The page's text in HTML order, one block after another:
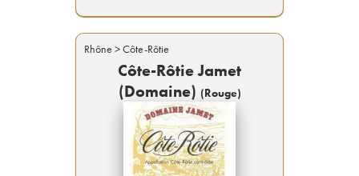
Rhône > Côte-Rôtie
Côte-Rôtie Jamet
(Domaine) (Rouge)